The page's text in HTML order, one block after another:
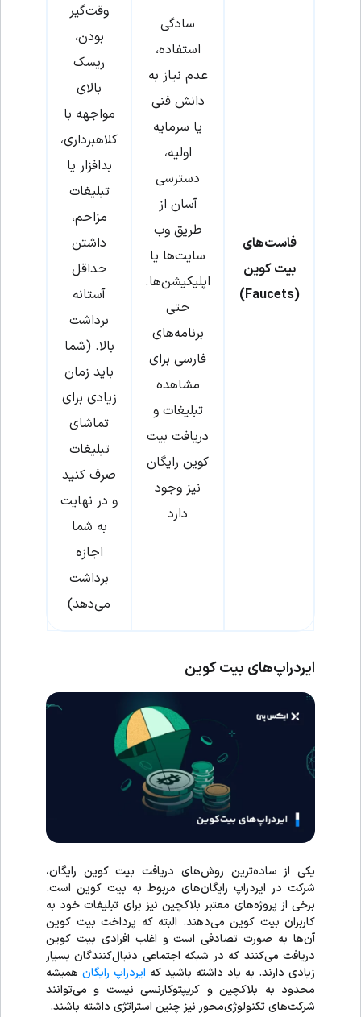
فاست‌های
بیت کوین
(Faucets)
سادگی
استفاده،
عدم نیاز به
دانش فنی
یا سرمایه
اولیه،
دسترسی
آسان از
طریق وب
‌سایت‌ها یا
اپلیکیشن‌ها.
حتی
برنامه‌های
فارسی برای
مشاهده
تبلیغات و
دریافت بیت
کوین رایگان
نیز وجود
دارد
وقت‌گیر
بودن،
ریسک
بالای
مواجهه با
کلاهبرداری،
بدافزار یا
تبلیغات
مزاحم،
داشتن
حداقل
آستانه
برداشت
بالا. (شما
باید زمان
زیادی برای
تماشای
تبلیغات
صرف کنید
و در نهایت
به شما
اجازه
برداشت
می‌دهد)
ایردراپ‌های بیت کوین
یکی از ساده‌ترین روش‌های دریافت بیت کوین رایگان،
شرکت در ایردراپ رایگان‌های مربوط به بیت کوین است.
برخی از پروژه‌های معتبر بلاکچین نیز برای تبلیغات خود به
کاربران بیت کوین می‌دهند. البته که پرداخت بیت کوین
آن‌ها به صورت تصادفی است و اغلب افرادی بیت کوین
دریافت می‌کنند که در شبکه اجتماعی دنبال‌کنندگان بسیار
زیادی دارند. به یاد داشته باشید که ایردراپ رایگان همیشه
محدود به بلاکچین و کریپتوکارنسی نیست و می‌توانند
شرکت‌های تکنولوژی‌محور نیز چنین استراتژی داشته باشند.